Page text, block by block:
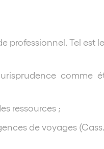
Tel est
comme
ressources ;
de voyages (Cass.